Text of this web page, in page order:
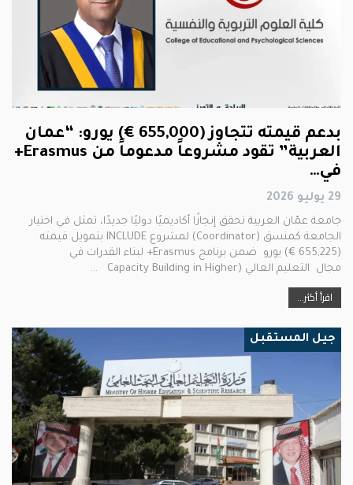
بدعم قيمته تتجاوز (655,000 €) يورو: “عمان
العربية” تقود مشروعاً مدعوماً من Erasmus+
في…
29 يوليو 2026
جامعة عمّان العربية تحقق إنجازًا أكاديميًا دوليًا جديدًا، تمثل في اختيار
الجامعة كمنسق (Coordinator) لمشروع INCLUDE بتمويل قيمته
(655,225 €) يورو ضمن برنامج Erasmus+ لبناء القدرات في
مجال التعليم العالي (Capacity Building in Higher …
اقرأ أكثر...
جيل المستقبل